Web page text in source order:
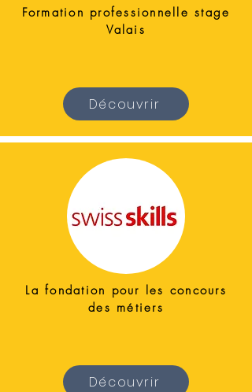
Formation professionnelle stage
Valais
Découvrir
La fondation pour les concours
des métiers
Découvrir